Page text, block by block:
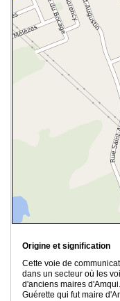
Origine et signification
Cette voie de
dans un secteur où les
d'anciens maires
Guérette qui fut maire